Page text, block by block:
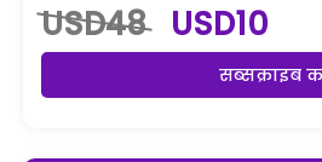
USD48 USD10
सब्सक्राइब